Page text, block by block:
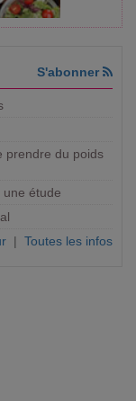
S'abonner
prendre du poids
étude
| Toutes les infos